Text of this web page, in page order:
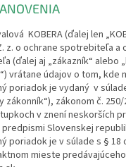
KOBERA (ďalej len
z. o ochrane spotrebiteľa
(ďalej aj „zákazník“ alebo
vrátane údajov o tom, kde
poriadok je vydaný v
zákonník“), zákonom č.
v znení neskorších
Slovenskej
poriadok je v súlade s §
mieste